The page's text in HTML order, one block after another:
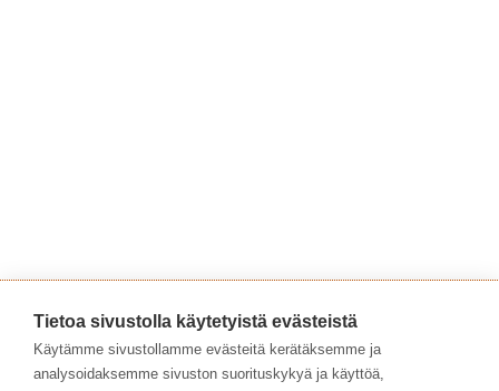
Ann-Christin Antell
Tietoa sivustolla käytetyistä evästeistä
Käytämme sivustollamme evästeitä kerätäksemme ja
analysoidaksemme sivuston suorituskykyä ja käyttöä,